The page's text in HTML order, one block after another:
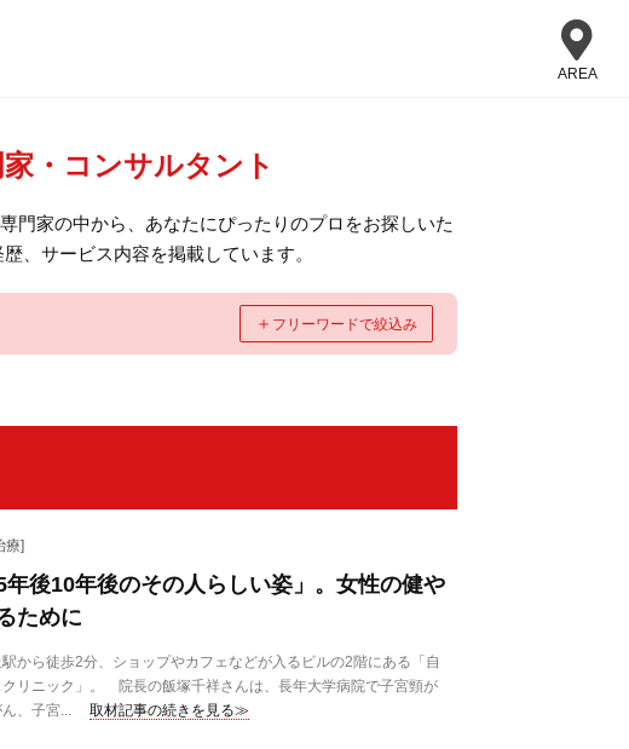
AREA
・コンサルタント
門家の中から、あなたにぴったりのプロをお探しいた
、サービス内容を掲載しています。
＋ フリーワードで絞込み
療]
後10年後のその人らしい姿」。女性の健や
ために
から徒歩2分、ショップやカフェなどが入るビルの2階にある「自
リニック」。 院長の飯塚千祥さんは、長年大学病院で子宮頸が
、子宮...
取材記事の続きを見る≫